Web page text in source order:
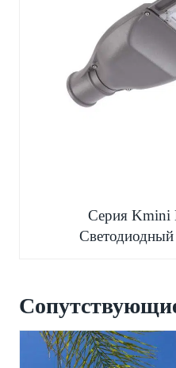
Серия Kmini